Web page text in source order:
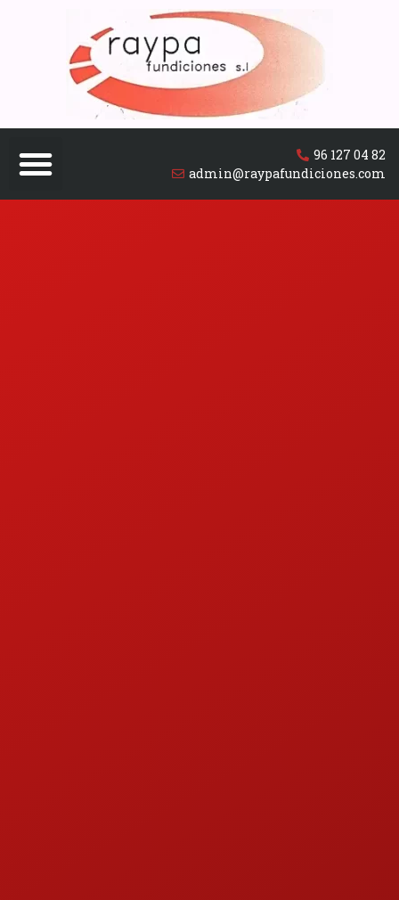
96 127 04 82
admin@raypafundiciones.com